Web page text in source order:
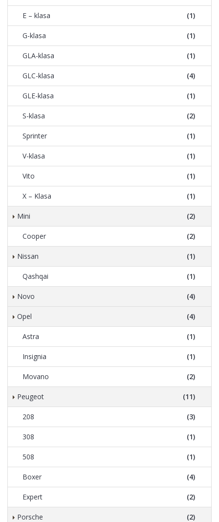
E – klasa (1)
G-klasa (1)
GLA-klasa (1)
GLC-klasa (4)
GLE-klasa (1)
S-klasa (2)
Sprinter (1)
V-klasa (1)
Vito (1)
X – Klasa (1)
Mini (2)
Cooper (2)
Nissan (1)
Qashqai (1)
Novo (4)
Opel (4)
Astra (1)
Insignia (1)
Movano (2)
Peugeot (11)
208 (3)
308 (1)
508 (1)
Boxer (4)
Expert (2)
Porsche (2)